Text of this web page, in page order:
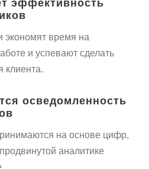
эффективность
экономят время на
и успевают сделать
клиента.
осведомленность
на основе цифр,
аналитике